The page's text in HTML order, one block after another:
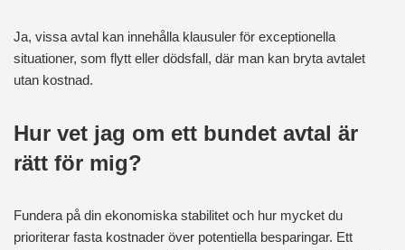
Ja, vissa avtal kan innehålla klausuler för exceptionella
situationer, som flytt eller dödsfall, där man kan bryta avtalet
utan kostnad.
Hur vet jag om ett bundet avtal är
rätt för mig?
Fundera på din ekonomiska stabilitet och hur mycket du
prioriterar fasta kostnader över potentiella besparingar. Ett